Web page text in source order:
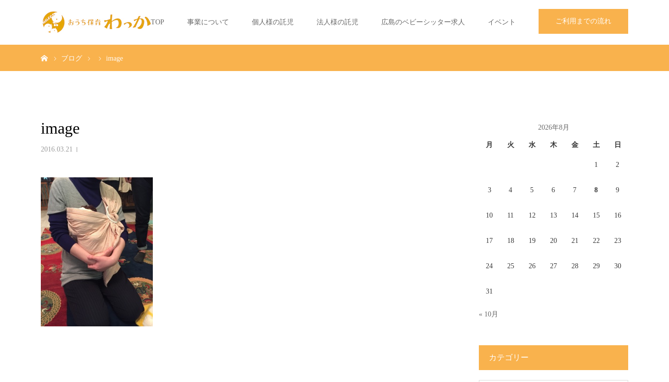
ご利用までの流れ
TOP 事業について 個人様の託児 法人様の託児 広島のベビーシッター求人 イベント
ブログ image
image
2016.03.21
2026年8月
月 火 水 木 金 土 日
1 2
3 4 5 6 7 8 9
10 11 12 13 14 15 16
17 18 19 20 21 22 23
24 25 26 27 28 29 30
31
« 10月
カテゴリー